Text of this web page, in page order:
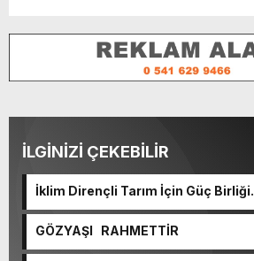
İLGİNİZİ ÇEKEBİLİR
İklim Dirençli Tarım İçin Güç Birliği.
GÖZYAŞI RAHMETTİR